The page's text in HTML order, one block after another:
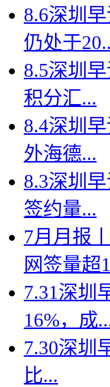
8.6深圳
仍处于
8.5深圳
积分汇...
8.4深圳
外海德...
8.3深圳
签约量...
7月月报
网签量超
7.31深圳
16%，成
7.30深圳
比...